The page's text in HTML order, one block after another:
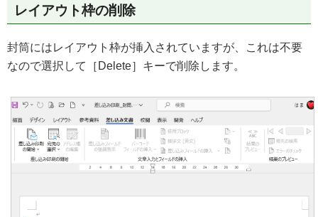
レイアウト枠の削除
封筒にはレイアウト枠が挿入されていますが、これは不要
なので選択して［Delete］キーで削除します。